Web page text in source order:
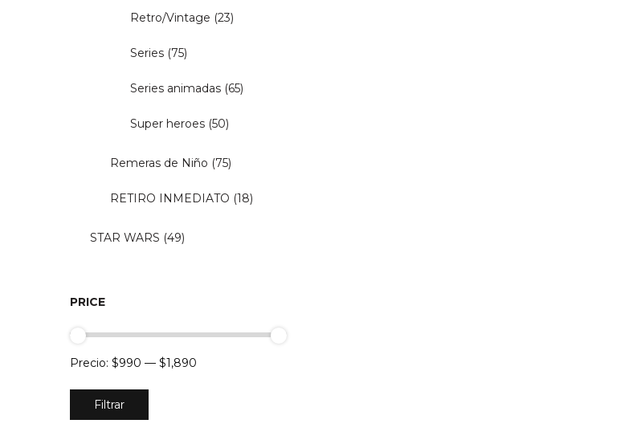
Retro/Vintage (23)
Series (75)
Series animadas (65)
Super heroes (50)
Remeras de Niño (75)
RETIRO INMEDIATO (18)
STAR WARS (49)
PRICE
Precio
mínimo
Precio
máximo
Filtrar
Precio: $990 — $1,890